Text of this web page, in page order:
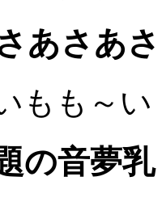
あさあさ
もも～い
の音夢乳